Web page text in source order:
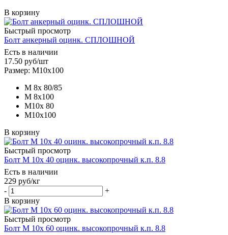
В корзину
Быстрый просмотр
Болт анкерный оцинк. СПЛОШНОЙ
Есть в наличии
17.50 руб/шт
Размер: М10х100
М 8х 80/85
М 8х100
М10х 80
М10х100
В корзину
Быстрый просмотр
Болт М 10х 40 оцинк. высокопрочный к.п. 8.8
Есть в наличии
229 руб/кг
-
+
В корзину
Быстрый просмотр
Болт М 10х 60 оцинк. высокопрочный к.п. 8.8